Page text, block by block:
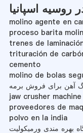
molino agente en
proceso barita
trenes de
trituración de
cemento
molino de bolas
آهن برای فروش برمه
jaw crusher
proveedores de
polvo en la india
بهره مندی ورمیکولیت